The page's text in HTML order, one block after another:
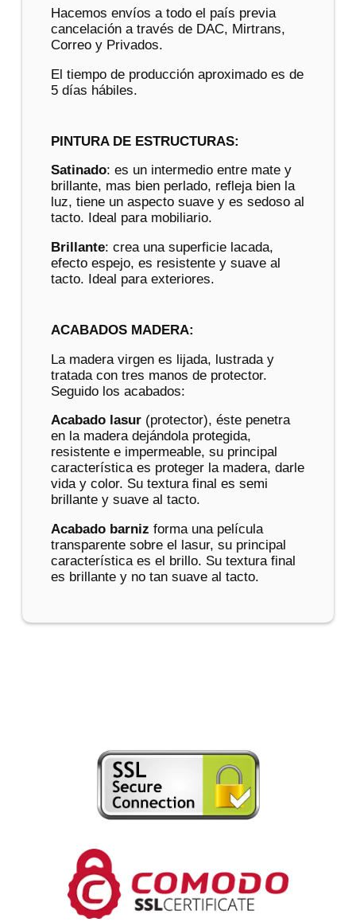
Hacemos envíos a todo el país previa
cancelación a través de DAC, Mirtrans,
Correo y Privados.
El tiempo de producción aproximado es de
5 días hábiles.
PINTURA DE ESTRUCTURAS:
Satinado: es un intermedio entre mate y
brillante, mas bien perlado, refleja bien la
luz, tiene un aspecto suave y es sedoso al
tacto. Ideal para mobiliario.
Brillante: crea una superficie lacada,
efecto espejo, es resistente y suave al
tacto. Ideal para exteriores.
ACABADOS MADERA:
La madera virgen es lijada, lustrada y
tratada con tres manos de protector.
Seguido los acabados:
Acabado lasur(protector), éste penetra
en la madera dejándola protegida,
resistente e impermeable, su principal
característica es proteger la madera, darle
vida y color. Su textura final es semi
brillante y suave al tacto.
Acabado barniz forma una película
transparente sobre el lasur, su principal
característica es el brillo. Su textura final
es brillante y no tan suave al tacto.